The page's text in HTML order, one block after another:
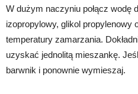
W dużym naczyniu połącz wodę
izopropylowy, glikol propylenowy
temperatury zamarzania.
uzyskać jednolitą mieszankę.
barwnik i ponownie wymieszaj.